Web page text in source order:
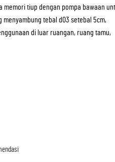
tiup dengan pompa bawaan
tebal d03 setebal 5cm,
di luar ruangan, ruang tamu,